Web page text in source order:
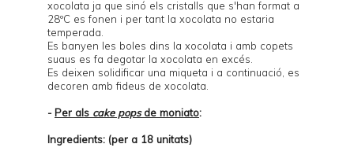
xocolata ja que sinó els cristalls que s'han format a
28ºC es fonen i per tant la xocolata no estaria
temperada.
Es banyen les boles dins la xocolata i amb copets
suaus es fa degotar la xocolata en excés.
Es deixen solidificar una miqueta i a continuació, es
decoren amb fideus de xocolata.
- Per als cake popsde moniato:
Ingredients: (per a 18 unitats)